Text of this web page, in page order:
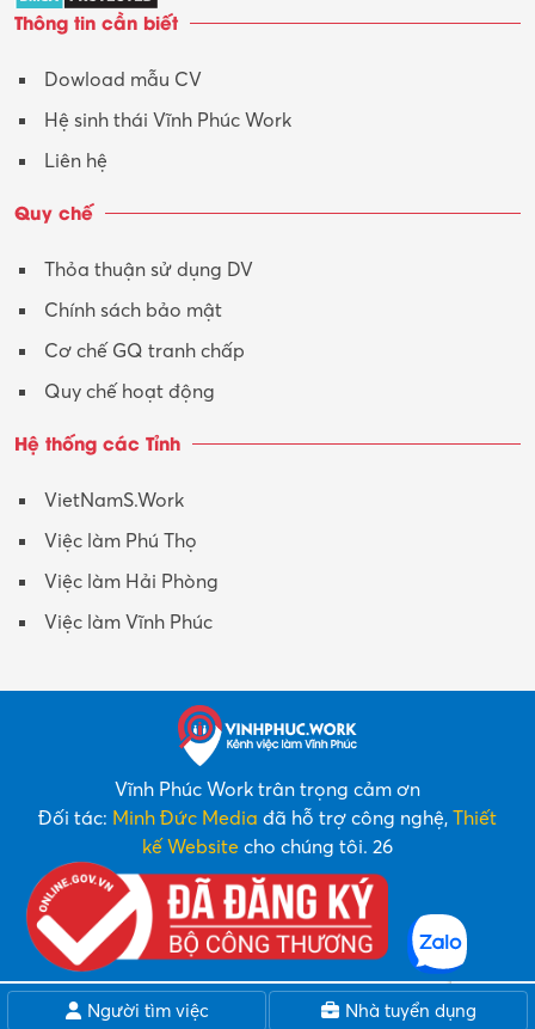
Tư vấn
Tư vấn – Kiến trúc
Y tế-Dược
Thông tin cần biết
Dowload mẫu CV
Hệ sinh thái Vĩnh Phúc Work
Liên hệ
Quy chế
Thỏa thuận sử dụng DV
Chính sách bảo mật
Cơ chế GQ tranh chấp
Quy chế hoạt động
Hệ thống các Tỉnh
VietNamS.Work
Việc làm Phú Thọ
Việc làm Hải Phòng
Việc làm Vĩnh Phúc
Vĩnh Phúc Work trân trọng cảm ơn
Đối tác: Minh Đức Media đã hỗ trợ công nghệ, Thiết
kế Website cho chúng tôi. 26
Người tìm việc Nhà tuyển dụng